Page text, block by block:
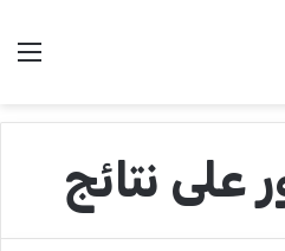
على نتائج